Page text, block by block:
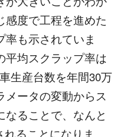
感度で工程を進めた
も示されていま
平均スクラップ率は
生産台数を年間30万
メータの変動からス
ることで、なんと
ることになりま